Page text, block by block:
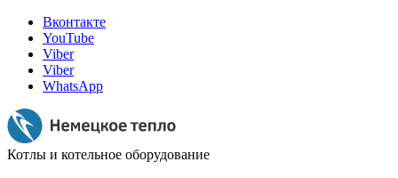
Вконтакте
YouTube
Viber
Viber
WhatsApp
Котлы и котельное оборудование